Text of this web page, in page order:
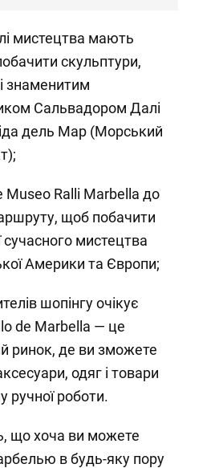
мистецтва мають
скульптури,
знаменитим
Сальвадором Далі
дель Мар (Морський
Museo Ralli Marbella до
щоб побачити
сучасного мистецтва
Америки та Європи;
шопінгу очікує
de Marbella — це
ринок, де ви зможете
одяг і товари
ручної роботи.
що хоча ви можете
в будь-яку пору